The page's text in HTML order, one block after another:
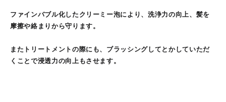
ファインバブル化したクリーミー泡により、洗浄力の向上、髪を
摩擦や絡まりから守ります。
またトリートメントの際にも、ブラッシングしてとかしていただ
くことで浸透力の向上もさせます。